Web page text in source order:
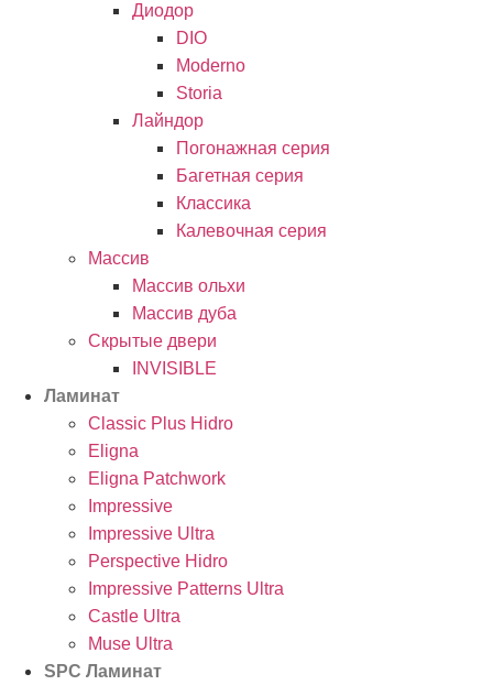
Диодор
DIO
Moderno
Storia
Лайндор
Погонажная серия
Багетная серия
Классика
Калевочная серия
Массив
Массив ольхи
Массив дуба
Скрытые двери
INVISIBLE
Ламинат
Classic Plus Hidro
Eligna
Eligna Patchwork
Impressive
Impressive Ultra
Perspective Hidro
Impressive Patterns Ultra
Castle Ultra
Muse Ultra
SPC Ламинат